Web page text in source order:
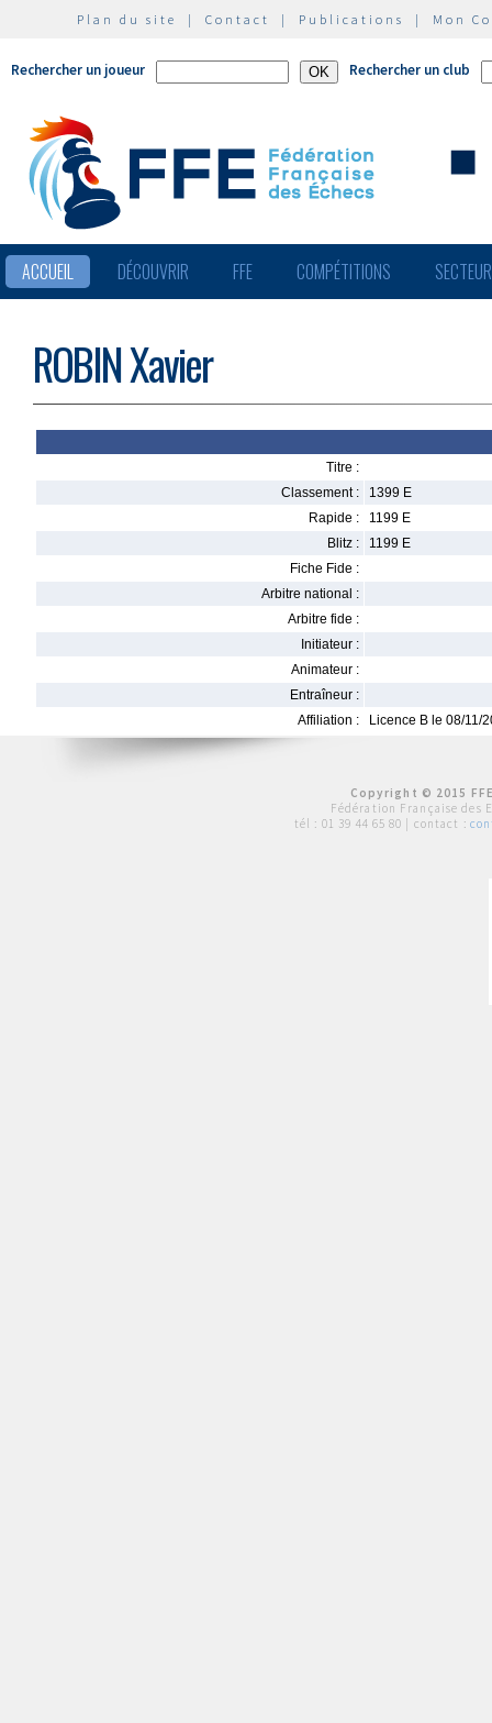
Plan du site | Contact | Publications | Mon
Rechercher un joueur Rechercher un club
ACCUEIL DÉCOUVRIR FFE COMPÉTITIONS
ROBIN Xavier
Titre :
Classement :
1399 E
Rapide :
1199 E
Blitz :
1199 E
Fiche Fide :
Arbitre national :
Arbitre fide :
Initiateur :
Animateur :
Entraîneur :
Affiliation :
Licence B le 08/11/
Copyright © 2015
Fédération Française des
tél : 01 39 44 65 80 | contact :